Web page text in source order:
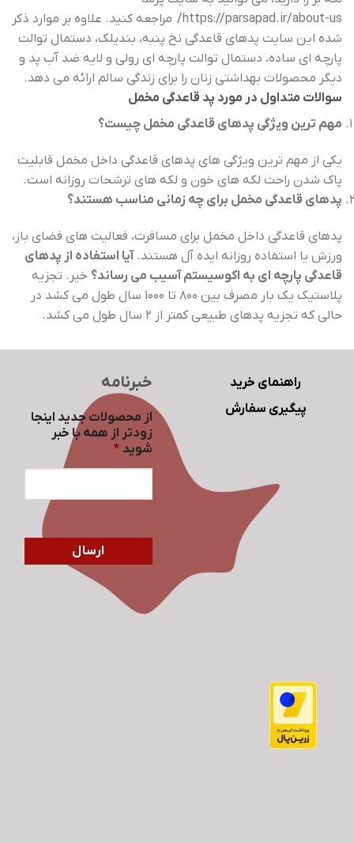
https://parsapad.ir/about-us/
مراجعه کنید. علاوه بر موارد ذکر
شده این سایت پدهای قاعدگی نخ پنبه، بندیلک، دستمال توالت
پارچه ای ساده، دستمال توالت پارچه ای رولی و لایه ضد آب پد و
دیگر محصولات بهداشتی زنان را برای زندگی سالم ارائه می دهد.
سوالات متداول در مورد پد قاعدگی مخمل
مهم ترین ویژگی پدهای قاعدگی مخمل چیست؟
یکی از مهم ترین ویژگی های پدهای قاعدگی داخل مخمل قابلیت
پاک شدن راحت لکه های خون و لکه های ترشحات روزانه است.
پدهای قاعدگی مخمل برای چه زمانی مناسب هستند؟
پدهای قاعدگی داخل مخمل برای مسافرت، فعالیت های فضای باز،
ورزش یا استفاده روزانه ایده آل هستند.آیا استفاده از پدهای
قاعدگی پارچه ای به اکوسیستم آسیب می رساند؟ خیر. تجزیه
پلاستیک یک بار مصرف بین 800 تا 1000 سال طول می کشد در
حالی که تجزیه پدهای طبیعی کمتر از 2 سال طول می کشد.
راهنمای خرید
پیگیری سفارش
خبرنامه
از محصولات جدید اینجا
زودتر از همه با خبر
شوید *